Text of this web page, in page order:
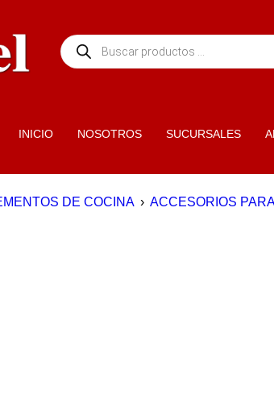
INICIO NOSOTROS SUCURSALES
DE COCINA › ACCESORIOS